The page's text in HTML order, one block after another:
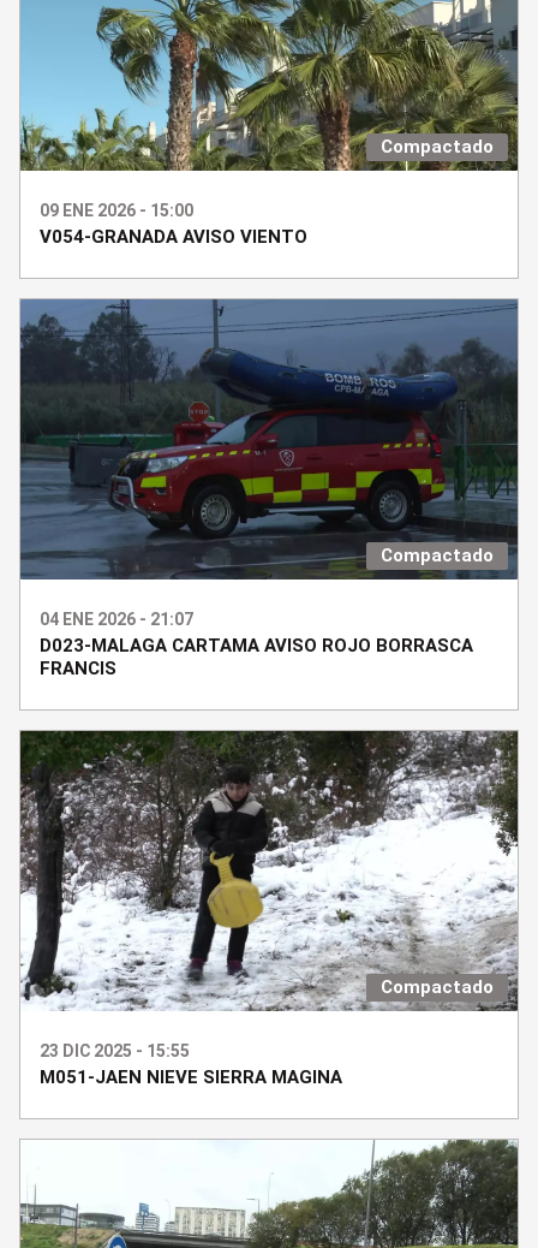
Compactado
09 ENE 2026 - 15:00
V054-GRANADA AVISO VIENTO
Compactado
04 ENE 2026 - 21:07
D023-MALAGA CARTAMA AVISO ROJO BORRASCA
FRANCIS
Compactado
23 DIC 2025 - 15:55
M051-JAEN NIEVE SIERRA MAGINA